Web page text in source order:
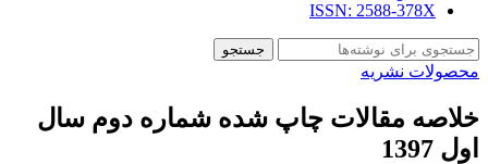
ISSN: 2588-378X
جستجو
محصولات نشریه
خلاصه مقالات چاپ شده شماره دوم سال
اول 1397